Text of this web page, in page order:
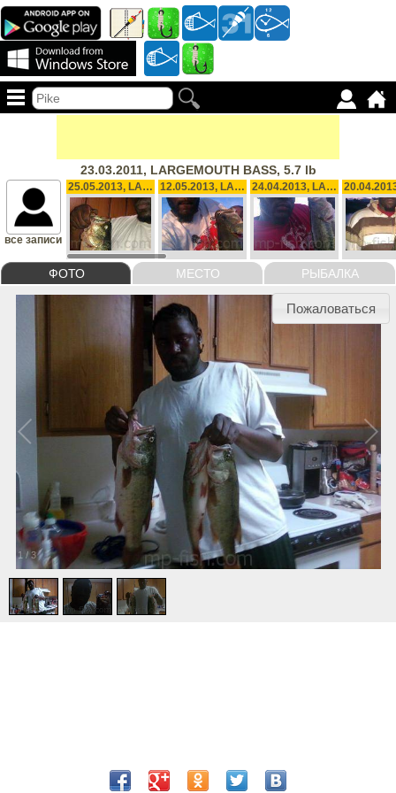
23.03.2011, LARGEMOUTH BASS, 5.7 lb
ФОТО МЕСТО РЫБАЛКА
все записи
25.05.2013, LARGEMOUTH, 4.7 oz 12.05.2013, LARGEMOUTH BASS, 9.9 lb 24.04.2013, LARGEMOUTH, 4.5 lb
1 / 3
Пожаловаться